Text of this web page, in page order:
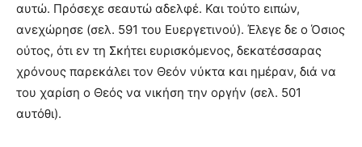
αυτώ. Πρόσεχε σεαυτώ αδελφέ. Και τούτο ειπών,
ανεχώρησε (σελ. 591 του Ευεργετινού). Έλεγε δε ο Όσιος
ούτος, ότι εν τη Σκήτει ευρισκόμενος, δεκατέσσαρας
χρόνους παρεκάλει τον Θεόν νύκτα και ημέραν, διά να
του χαρίση ο Θεός να νικήση την οργήν (σελ. 501
αυτόθι).